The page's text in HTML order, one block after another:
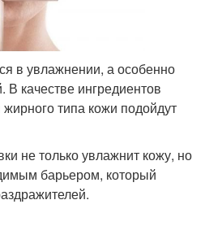
в увлажнении, а особенно
качестве ингредиентов
типа кожи подойдут
не только увлажнит кожу, но
барьером, который